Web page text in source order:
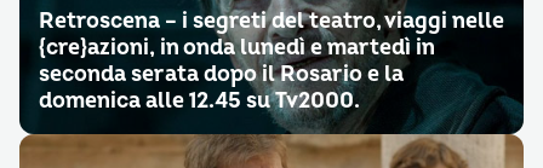
Retroscena – i segreti del teatro, viaggi nelle
{cre}azioni, in onda lunedì e martedì in
seconda serata dopo il Rosario e la
domenica alle 12.45 su Tv2000.